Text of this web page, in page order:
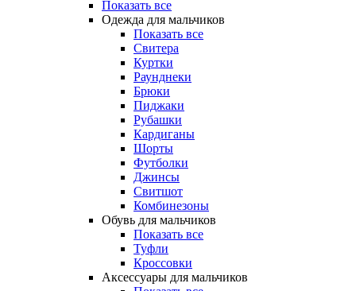
Показать все
Одежда для мальчиков
Показать все
Свитера
Куртки
Раунднеки
Брюки
Пиджаки
Рубашки
Кардиганы
Шорты
Футболки
Джинсы
Свитшот
Комбинезоны
Обувь для мальчиков
Показать все
Туфли
Кроссовки
Аксессуары для мальчиков